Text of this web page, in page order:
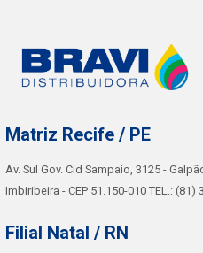
Matriz Recife / PE
Av. Sul Gov. Cid Sampaio, 3125 -
Imbiribeira - CEP 51.150-010 TEL.: (81)
Filial Natal / RN